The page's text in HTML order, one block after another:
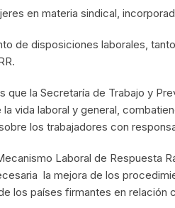
en materia sindical,
de disposiciones laborales,
la Secretaría de Trabajo y
vida laboral y general,
los trabajadores con
Laboral de Respuesta
la mejora de los
los países firmantes en relación